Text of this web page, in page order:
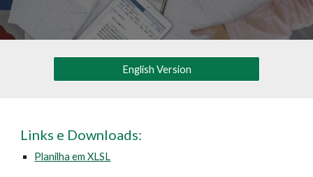
English Version
Links e Downloads:
Planilha em XLSL